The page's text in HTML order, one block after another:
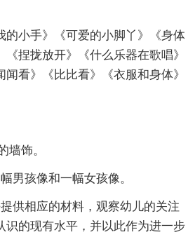
的小手》《可爱的小脚丫》《身体
捏拢放开》《什么乐器在歌唱》
闻看》《比比看》《衣服和身体》
墙饰。
男孩像和一幅女孩像。
供相应的材料，观察幼儿的关注
识的现有水平，并以此作为进一步